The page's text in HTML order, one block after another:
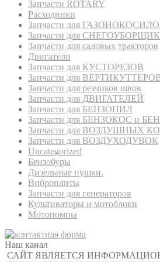
Запчасти ROTARY
Расходники
Запчасти для
Запчасти для
Запчасти для садовых тракторов
Двигатели
Запчасти для КУСТОРЕЗОВ
Запчасти для
Запчасти для резчиков швов
Запчасти для ДВИГАТЕЛЕЙ
Запчасти для БЕНЗОПИЛ
Запчасти для БЕНЗОКОС и
Запчасти для ВОЗДУШНЫХ
Запчасти для ВОЗДУХОДУВОК
Uncategorized
Бензобуры
Дизельные пушки.
Виброплиты
Запчасти для генераторов
Культиваторы и мотоблоки
Мотопомпы
Наш канал
САЙТ ЯВЛЯЕТСЯ